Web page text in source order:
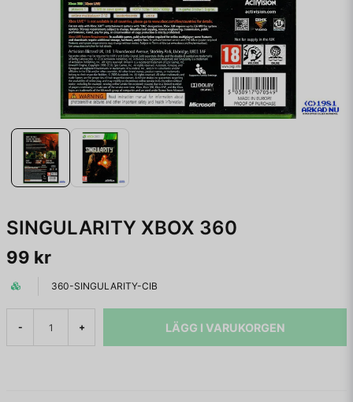
SINGULARITY XBOX 360
99 kr
360-SINGULARITY-CIB
- + LÄGG I VARUKORGEN